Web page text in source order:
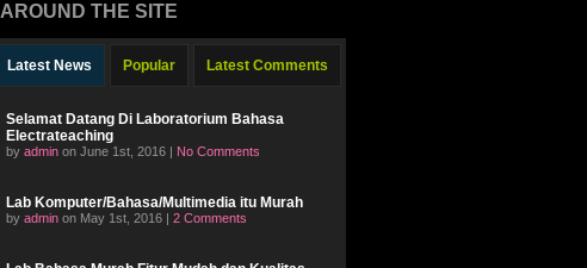
AROUND THE SITE
Latest News Popular Latest Comments
Selamat Datang Di Laboratorium Bahasa
Electrateaching
by admin on June 1st, 2016 | No Comments
Lab Komputer/Bahasa/Multimedia itu Murah
by admin on May 1st, 2016 | 2 Comments